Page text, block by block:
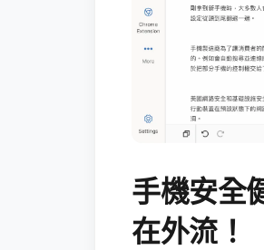
手機安全
在外流！